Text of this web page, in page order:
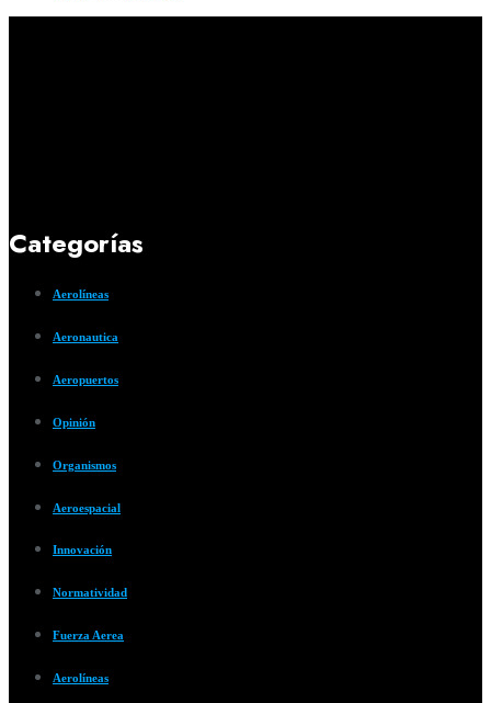
Categorías
Aerolíneas
Aeronautica
Aeropuertos
Opinión
Organismos
Aeroespacial
Innovación
Normatividad
Fuerza Aerea
Aerolíneas